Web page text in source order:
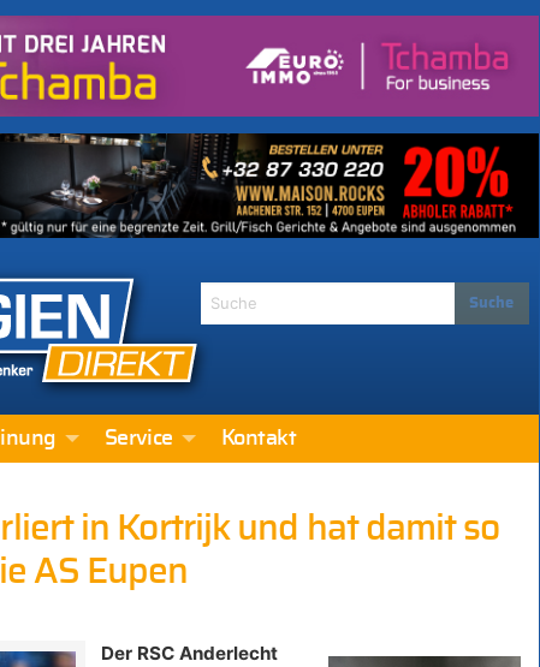
Service Kontakt
in Kortrijk und hat damit so
AS Eupen
Der RSC Anderlecht